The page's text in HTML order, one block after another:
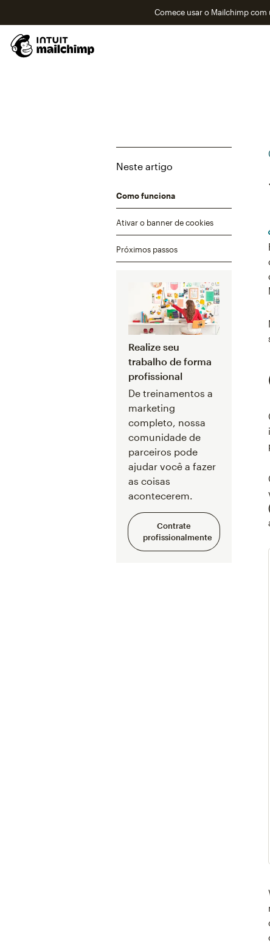
Comece usar o Mailchimp com
Neste artigo
Como funciona
Ativar o banner de cookies
Próximos passos
Realize seu
trabalho de forma
profissional
De treinamentos a
marketing
completo, nossa
comunidade de
parceiros pode
ajudar você a fazer
as coisas
acontecerem.
Contrate
profissionalmente